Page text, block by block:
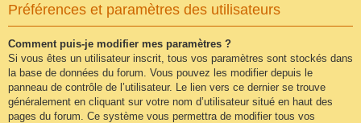
Préférences et paramètres des utilisateurs
Comment puis-je modifier mes paramètres ?
Si vous êtes un utilisateur inscrit, tous vos paramètres sont stockés dans
la base de données du forum. Vous pouvez les modifier depuis le
panneau de contrôle de l’utilisateur. Le lien vers ce dernier se trouve
généralement en cliquant sur votre nom d’utilisateur situé en haut des
pages du forum. Ce système vous permettra de modifier tous vos